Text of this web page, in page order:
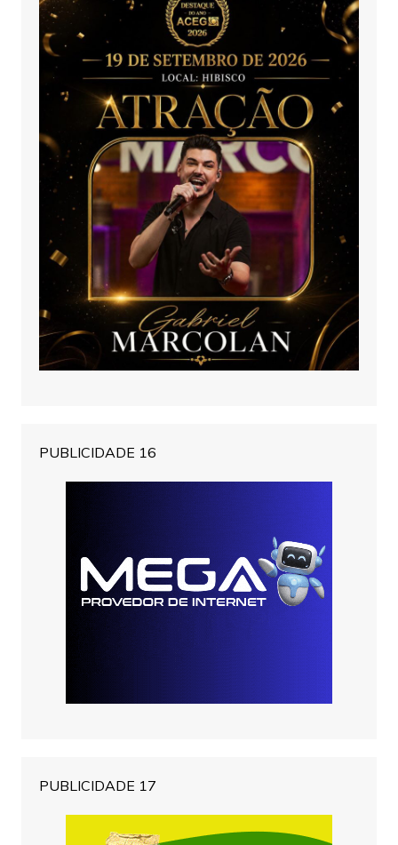
PUBLICIDADE 16
PUBLICIDADE 17